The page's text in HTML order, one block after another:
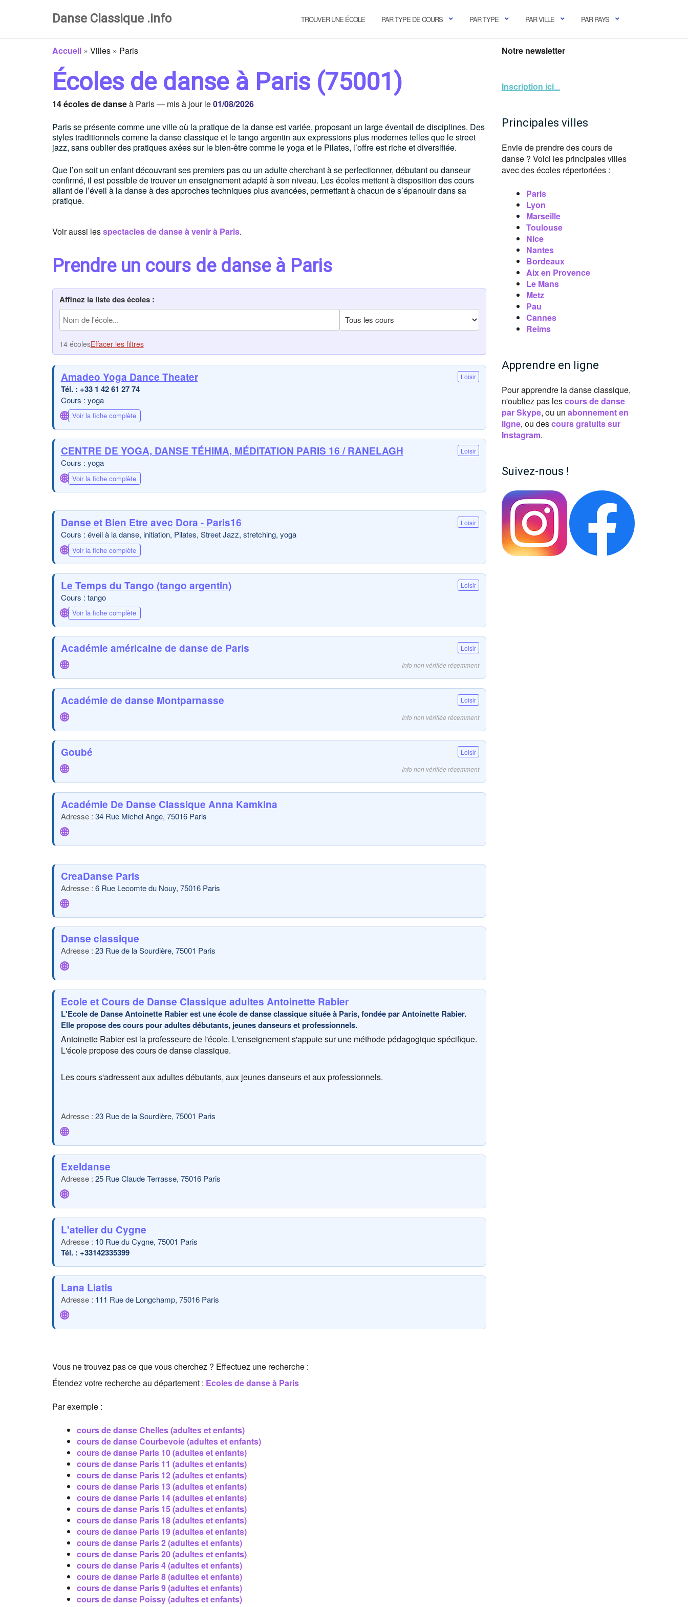
Danse Classique .info TROUVER UNE ÉCOLE PAR TYPE DE COURS PAR TYPE PAR VILLE PAR PAYS
Accueil » Villes » Paris
Écoles de danse à Paris (75001)
14 écoles de danseà Paris — mis à jour le01/08/2026
Paris se présente comme une ville où la pratique de la danse est variée, proposant un large éventail de disciplines. Des
styles traditionnels comme la danse classique et le tango argentin aux expressions plus modernes telles que le street
jazz, sans oublier des pratiques axées sur le bien-être comme le yoga et le Pilates, l’offre est riche et diversifiée.
Que l’on soit un enfant découvrant ses premiers pas ou un adulte cherchant à se perfectionner, débutant ou danseur
confirmé, il est possible de trouver un enseignement adapté à son niveau. Les écoles mettent à disposition des cours
allant de l’éveil à la danse à des approches techniques plus avancées, permettant à chacun de s’épanouir dans sa
pratique.
Voir aussi lesspectacles de danse à venir à Paris.
Prendre un cours de danse à Paris
Affinez la liste des écoles :
14 écolesEffacer les filtres
Amadeo Yoga Dance Theater Loisir
+33 1 42 61 27 74
Cours : yoga
🌐 Voir la fiche complète
CENTRE DE YOGA, DANSE TÉHIMA, MÉDITATION PARIS 16 / RANELAGH Loisir
Cours : yoga
🌐 Voir la fiche complète
Danse et Bien Etre avec Dora - Paris16 Loisir
Cours : éveil à la danse, initiation, Pilates, Street Jazz, stretching, yoga
🌐 Voir la fiche complète
Le Temps du Tango (tango argentin) Loisir
Cours : tango
🌐 Voir la fiche complète
Académie américaine de danse de Paris Loisir
🌐 Info non vérifiée récemment
Académie de danse Montparnasse Loisir
🌐 Info non vérifiée récemment
Goubé Loisir
🌐 Info non vérifiée récemment
Académie De Danse Classique Anna Kamkina
34 Rue Michel Ange, 75016 Paris
🌐
CreaDanse Paris
6 Rue Lecomte du Nouy, 75016 Paris
🌐
Danse classique
23 Rue de la Sourdière, 75001 Paris
🌐
Ecole et Cours de Danse Classique adultes Antoinette Rabier
L'Ecole de Danse Antoinette Rabier est une école de danse classique située à Paris, fondée par Antoinette Rabier.
Elle propose des cours pour adultes débutants, jeunes danseurs et professionnels.
Antoinette Rabier est la professeure de l'école. L'enseignement s'appuie sur une méthode pédagogique spécifique.
L'école propose des cours de danse classique.
Les cours s'adressent aux adultes débutants, aux jeunes danseurs et aux professionnels.
23 Rue de la Sourdière, 75001 Paris
🌐
Exeldanse
25 Rue Claude Terrasse, 75016 Paris
🌐
L'atelier du Cygne
10 Rue du Cygne, 75001 Paris
+33142335399
Lana Liatis
111 Rue de Longchamp, 75016 Paris
🌐
Vous ne trouvez pas ce que vous cherchez ? Effectuez une recherche :
Étendez votre recherche au département : Ecoles de danse à Paris
Par exemple :
cours de danse Chelles (adultes et enfants)
cours de danse Courbevoie (adultes et enfants)
cours de danse Paris 10 (adultes et enfants)
cours de danse Paris 11 (adultes et enfants)
cours de danse Paris 12 (adultes et enfants)
cours de danse Paris 13 (adultes et enfants)
cours de danse Paris 14 (adultes et enfants)
cours de danse Paris 15 (adultes et enfants)
cours de danse Paris 18 (adultes et enfants)
cours de danse Paris 19 (adultes et enfants)
cours de danse Paris 2 (adultes et enfants)
cours de danse Paris 20 (adultes et enfants)
cours de danse Paris 4 (adultes et enfants)
cours de danse Paris 8 (adultes et enfants)
cours de danse Paris 9 (adultes et enfants)
cours de danse Poissy (adultes et enfants)
Notre newsletter
Inscription ici...
Principales villes
Envie de prendre des cours de
danse ? Voici les principales villes
avec des écoles répertoriées :
Paris
Lyon
Marseille
Toulouse
Nice
Nantes
Bordeaux
Aix en Provence
Le Mans
Metz
Pau
Cannes
Reims
Apprendre en ligne
Pour apprendre la danse classique,
n'oubliez pas lescours de danse
par Skype, ou un abonnement en
ligne, ou descours gratuits sur
Instagram.
Suivez-nous !